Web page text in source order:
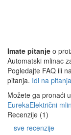
Imate pitanje o
Automatski mlinac
Pogledajte FAQ ili
pitanja. Idi na pitanja
Možete ga pronaći
EurekaElektrični
Recenzije (1)
sve recenzije